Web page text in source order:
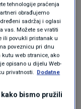
3 mjeseci
a u
kojeg
se
tehnologije praćenja
obrađujemo
sadržaj i oglasi
vas. Možete se vratiti
ili povukli pristanak u
poveznicu pri dnu
web stranice, ako
opisano u dijelu Web-
privatnosti. Dodatne
bismo pružili